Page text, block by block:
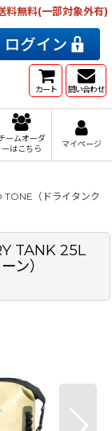
無料(一部対象外有)
カート 問い合わせ
ームオーダ
ーはこちら
マイページ
TONE（ドライタンク
TANK 25L
ン）